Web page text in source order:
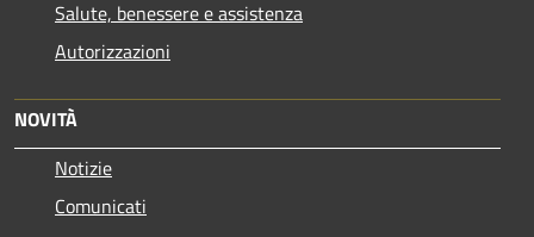
Salute, benessere e assistenza
Autorizzazioni
NOVITÀ
Notizie
Comunicati